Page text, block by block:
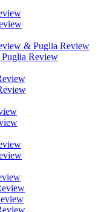
& Puglia Review
Review